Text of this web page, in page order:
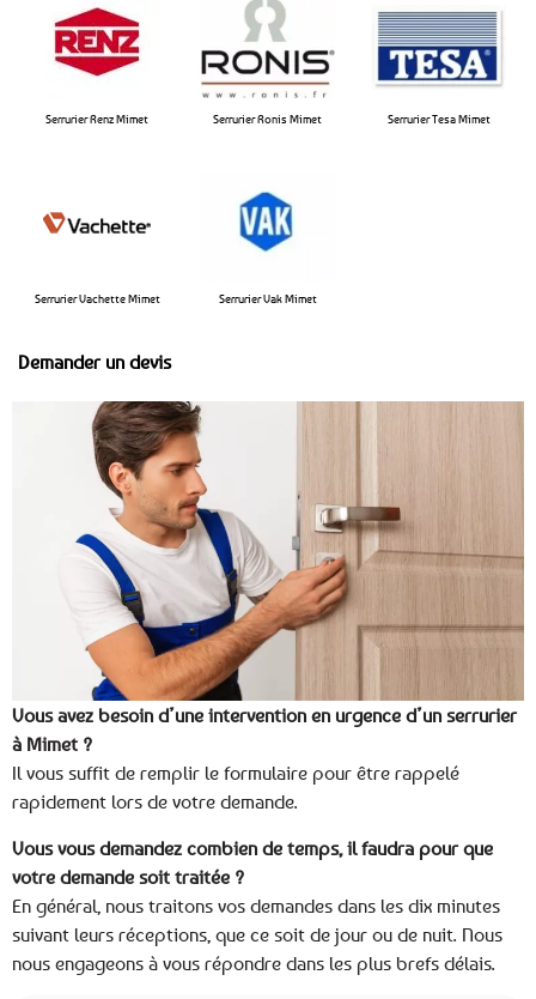
Serrurier Renz Mimet Serrurier Ronis Mimet Serrurier Tesa Mimet
Serrurier Vachette Mimet Serrurier Vak Mimet
Demander un devis
Vous avez besoin d’une intervention en urgence d’un serrurier
à Mimet ?
Il vous suffit de remplir le formulaire pour être rappelé
rapidement lors de votre demande.
Vous vous demandez combien de temps, il faudra pour que
votre demande soit traitée ?
En général, nous traitons vos demandes dans les dix minutes
suivant leurs réceptions, que ce soit de jour ou de nuit. Nous
nous engageons à vous répondre dans les plus brefs délais.